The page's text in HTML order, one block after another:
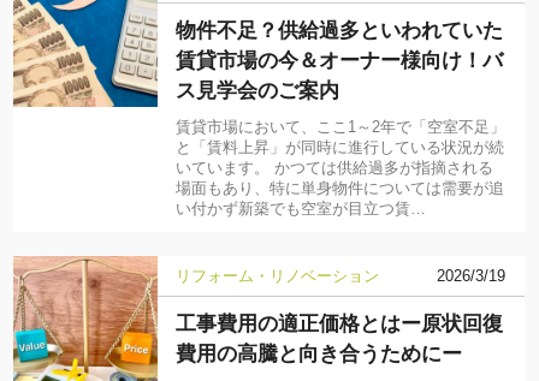
物件不足？供給過多といわれていた
賃貸市場の今＆オーナー様向け！バ
ス見学会のご案内
賃貸市場において、ここ1～2年で「空室不足」
と「賃料上昇」が同時に進行している状況が続
いています。 かつては供給過多が指摘される
場面もあり、特に単身物件については需要が追
い付かず新築でも空室が目立つ賃…
リフォーム・リノベーション 2026/3/19
工事費用の適正価格とはー原状回復
費用の高騰と向き合うためにー